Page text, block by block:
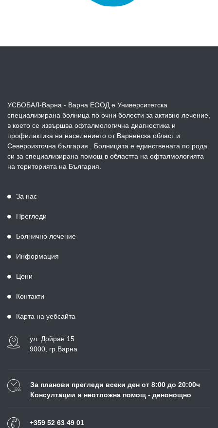
УСБОБАЛ-Варна - Варна ЕООД е Университетска
специализирана болница по очни болести за активно лечение,
в което се извършва офталмологична диагностика и
профилактика на населението от Варненска област и
Североизточна българия . Болницата е единствената по рода
си за специализирана помощ в областта на офталмологията
на територията на България.
За нас
Прегледи
Болнично лечение
Информация
Цени
Контакти
Карта на уебсайта
ул. Дойран 15
9000, гр.Варна
За планови прегледи всеки ден от 8:00 до 20:00ч
Консултации и неотложна помощ - денонощно
+359 52 63 49 01